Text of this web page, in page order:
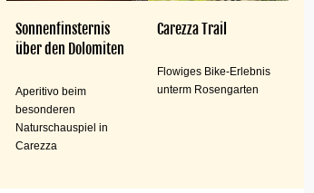
Sonnenfinsternis
über den Dolomiten
Aperitivo beim
besonderen
Naturschauspiel in
Carezza
Carezza Trail
Flowiges Bike-Erlebnis
unterm Rosengarten